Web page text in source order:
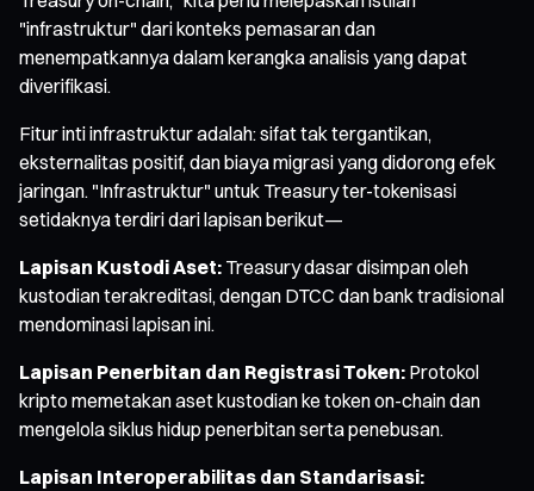
"infrastruktur" dari konteks pemasaran dan
menempatkannya dalam kerangka analisis yang dapat
diverifikasi.
Fitur inti infrastruktur adalah: sifat tak tergantikan,
eksternalitas positif, dan biaya migrasi yang didorong efek
jaringan. "Infrastruktur" untuk Treasury ter-tokenisasi
setidaknya terdiri dari lapisan berikut—
Lapisan Kustodi Aset: Treasury dasar disimpan oleh
kustodian terakreditasi, dengan DTCC dan bank tradisional
mendominasi lapisan ini.
Lapisan Penerbitan dan Registrasi Token: Protokol
kripto memetakan aset kustodian ke token on-chain dan
mengelola siklus hidup penerbitan serta penebusan.
Lapisan Interoperabilitas dan Standarisasi: